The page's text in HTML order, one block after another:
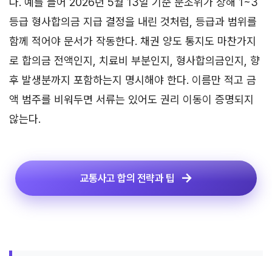
등급 형사합의금 지급 결정을 내린 것처럼, 등급과 범위를
함께 적어야 문서가 작동한다. 채권 양도 통지도 마찬가지
로 합의금 전액인지, 치료비 부분인지, 형사합의금인지, 향
후 발생분까지 포함하는지 명시해야 한다. 이름만 적고 금
액 범주를 비워두면 서류는 있어도 권리 이동이 증명되지
않는다.
교통사고 합의 전략과 팁